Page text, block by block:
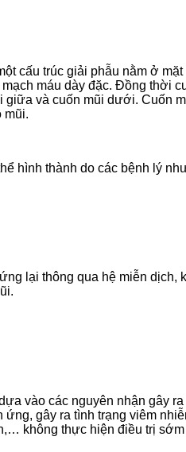
cấu trúc giải phẫu nằm ở
máu dày đặc. Đồng thời
và cuốn mũi dưới. Cuốn
mũi.
hình thành do các bệnh lý
lại thông qua hệ miễn dịch,
vào các nguyên nhận gây
gây ra tình trạng viêm
không thực hiện điều trị